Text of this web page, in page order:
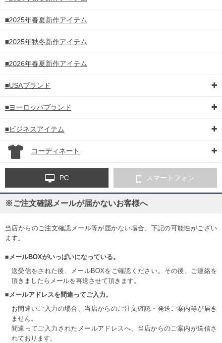
■2025年春夏新作アイテム
■2025年秋冬新作アイテム
■2026年春夏新作アイテム
■USAブランド
■ヨーロッパブランド
■ビジネスアイテム
コーディネート
PC スマートフォン
※ご注文確認メールが届かないお客様へ
当店からのご注文確認メール等が届かない場合、下記の可能性がござい
ます。
■メールBOXがいっぱいになっている。
送受信をされた後、メールBOXをご確認ください。その後、ご連絡を
頂きましたらメールを再送させて頂きます。
■メールアドレスを間違ってご入力。
お間違いご入力の場合、当店からのご注文確認・発送ご案内等が届き
ません。
間違ってご入力されたメールアドレスへ、当店からのご案内が送信さ
れております。